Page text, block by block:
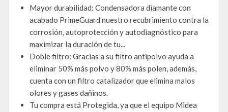
Mayor durabilidad: Condensadora diamante con
acabado PrimeGuard nuestro recubrimiento contra la
corrosión, autoprotección y autodiagnóstico para
maximizar la duración de tu...
Doble filtro: Gracias a su filtro antipolvo ayuda a
eliminar 50% más polvo y 80% más polen, además,
cuenta con un filtro catalizador que elimina malos
olores y gases dañinos.
Tu compra está Protegida, ya que el equipo Midea